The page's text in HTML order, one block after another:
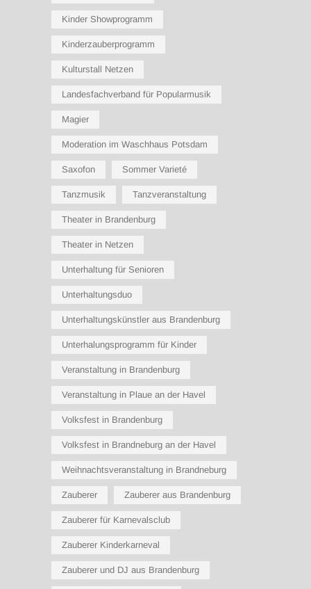
Kinder Showprogramm
Kinderzauberprogramm
Kulturstall Netzen
Landesfachverband für Popularmusik
Magier
Moderation im Waschhaus Potsdam
Saxofon Sommer Varieté
Tanzmusik Tanzveranstaltung
Theater in Brandenburg
Theater in Netzen
Unterhaltung für Senioren
Unterhaltungsduo
Unterhaltungskünstler aus Brandenburg
Unterhalungsprogramm für Kinder
Veranstaltung in Brandenburg
Veranstaltung in Plaue an der Havel
Volksfest in Brandenburg
Volksfest in Brandneburg an der Havel
Weihnachtsveranstaltung in Brandneburg
Zauberer Zauberer aus Brandenburg
Zauberer für Karnevalsclub
Zauberer Kinderkarneval
Zauberer und DJ aus Brandenburg